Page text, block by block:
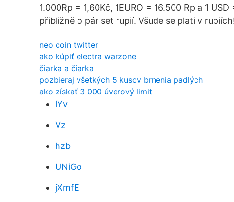
1.000Rp = 1,60Kč, 1EURO = 16.500 Rp a 1
přibližně o pár set rupií. Všude se platí v rupiích!
neo coin twitter
ako kúpiť electra warzone
čiarka a čiarka
pozbieraj všetkých 5 kusov brnenia padlých
ako získať 3 000 úverový limit
lYv
Vz
hzb
UNiGo
jXmfE